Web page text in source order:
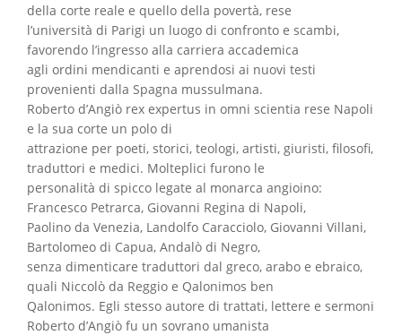
della corte reale e quello della povertà, rese
l’università di Parigi un luogo di confronto e scambi,
favorendo l’ingresso alla carriera accademica
agli ordini mendicanti e aprendosi ai nuovi testi
provenienti dalla Spagna mussulmana.
Roberto d’Angiò rex expertus in omni scientia rese Napoli
e la sua corte un polo di
attrazione per poeti, storici, teologi, artisti, giuristi, filosofi,
traduttori e medici. Molteplici furono le
personalità di spicco legate al monarca angioino:
Francesco Petrarca, Giovanni Regina di Napoli,
Paolino da Venezia, Landolfo Caracciolo, Giovanni Villani,
Bartolomeo di Capua, Andalò di Negro,
senza dimenticare traduttori dal greco, arabo e ebraico,
quali Niccolò da Reggio e Qalonimos ben
Qalonimos. Egli stesso autore di trattati, lettere e sermoni
Roberto d’Angiò fu un sovrano umanista